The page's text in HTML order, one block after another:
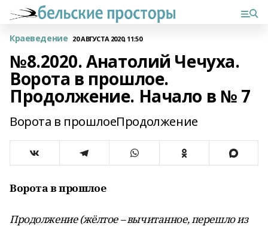
Краеведение 20 АВГУСТА 2020, 11:50
№8.2020. Анатолий Чечуха.
Ворота в прошлое.
Продолжение. Начало в № 7
Ворота в прошлоеПродолжение
Ворота в прошлое
Продолжение (жёлтое – вычитанное, перешло из